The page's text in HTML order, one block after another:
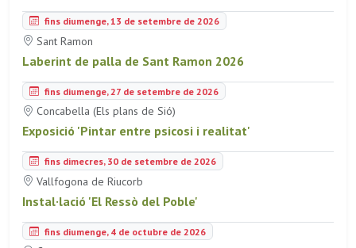
fins diumenge, 13 de setembre de 2026
Sant Ramon
Laberint de palla de Sant Ramon 2026
fins diumenge, 27 de setembre de 2026
Concabella (Els plans de Sió)
Exposició 'Pintar entre psicosi i realitat'
fins dimecres, 30 de setembre de 2026
Vallfogona de Riucorb
Instal·lació 'El Ressò del Poble'
fins diumenge, 4 de octubre de 2026